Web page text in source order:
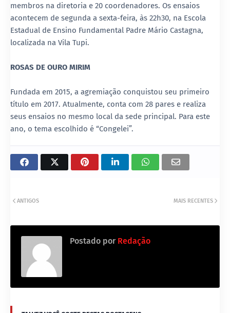
membros na diretoria e 20 coordenadores. Os ensaios
acontecem de segunda a sexta-feira, às 22h30, na Escola
Estadual de Ensino Fundamental Padre Mário Castagna,
localizada na Vila Tupi.
ROSAS DE OURO MIRIM
Fundada em 2015, a agremiação conquistou seu primeiro
título em 2017. Atualmente, conta com 28 pares e realiza
seus ensaios no mesmo local da sede principal. Para este
ano, o tema escolhido é “Congelei”.
MAIS RECENTES
ANTIGOS
Postado por Redação